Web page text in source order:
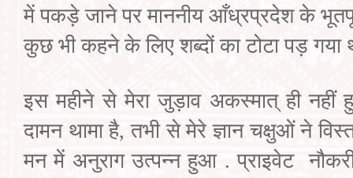
में पकड़े जाने पर माननीय आँध्रप्रदेश के
कुछ भी कहने के लिए शब्दों का टोटा पड़ गया
इस महीने से मेरा जुड़ाव अकस्मात् ही नहीं
दामन थामा है,तभी से मेरे ज्ञान चक्षुओं ने
मन में अनुराग उत्पन्न हुआ.प्राइवेट